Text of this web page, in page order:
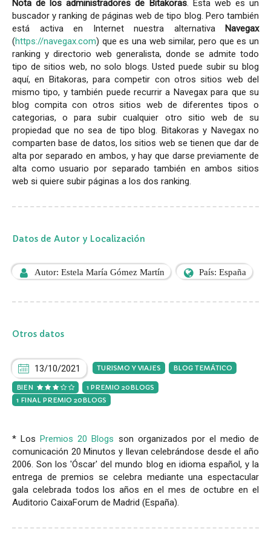
Nota de los administradores de Bitakoras. Esta web es un
buscador y ranking de páginas web de tipo blog. Pero también
está activa en Internet nuestra alternativa Navegax
(https://navegax.com) que es una web similar, pero que es un
ranking y directorio web generalista, donde se admite todo
tipo de sitios web, no solo blogs. Usted puede subir su blog
aquí, en Bitakoras, para competir con otros sitios web del
mismo tipo, y también puede recurrir a Navegax para que su
blog compita con otros sitios web de diferentes tipos o
categorias, o para subir cualquier otro sitio web de su
propiedad que no sea de tipo blog. Bitakoras y Navegax no
comparten base de datos, los sitios web se tienen que dar de
alta por separado en ambos, y hay que darse previamente de
alta como usuario por separado también en ambos sitios
web si quiere subir páginas a los dos ranking.
Datos de Autor y Localización
Autor: Estela María Gómez Martín País: España
Otros datos
13/10/2021 TURISMO Y VIAJES BLOG TEMÁTICO
BIEN
1 PREMIO 20BLOGS
1 FINAL PREMIO 20BLOGS
* LosPremios 20 Blogs son organizados por el medio de
comunicación 20 Minutos y llevan celebrándose desde el año
2006. Son los 'Óscar' del mundo blog en idioma español, y la
entrega de premios se celebra mediante una espectacular
gala celebrada todos los años en el mes de octubre en el
Auditorio CaixaForum de Madrid (España).